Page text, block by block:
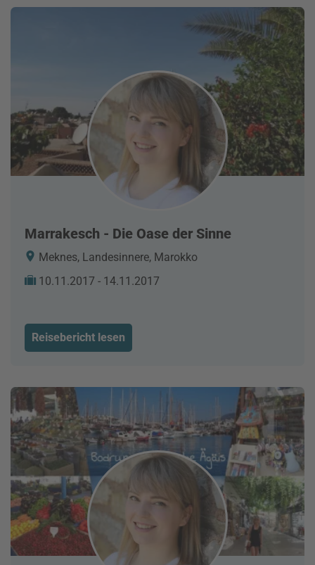
Marrakesch - Die Oase der Sinne
Meknes, Landesinnere, Marokko
10.11.2017 - 14.11.2017
Reisebericht lesen